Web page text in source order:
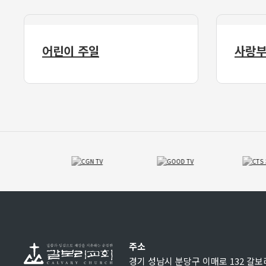
어린이 주일 사랑
주소
경기 성남시 분당구 이매로 132 갈보